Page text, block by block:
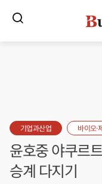
기업과산업 바이오·
윤호중 야쿠르
승계 다지기